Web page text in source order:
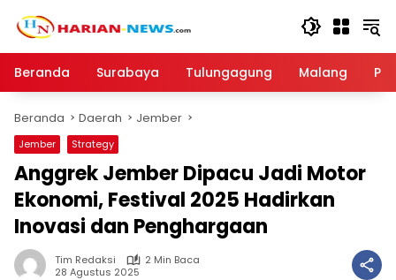
Beranda
Surabaya Tulungagung Malang
Beranda Daerah Jember
Jember Strategy
Anggrek Jember Dipacu Jadi Motor
Ekonomi, Festival 2025 Hadirkan
Inovasi dan Penghargaan
Tim Redaksi
2 Min Baca
28 Agustus 2025